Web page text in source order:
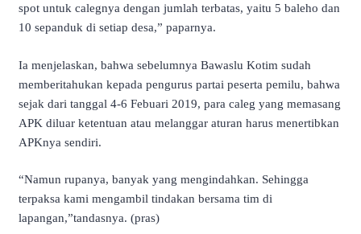
spot untuk calegnya dengan jumlah terbatas, yaitu 5 baleho dan
10 sepanduk di setiap desa,” paparnya.
Ia menjelaskan, bahwa sebelumnya Bawaslu Kotim sudah
memberitahukan kepada pengurus partai peserta pemilu, bahwa
sejak dari tanggal 4-6 Febuari 2019, para caleg yang memasang
APK diluar ketentuan atau melanggar aturan harus menertibkan
APKnya sendiri.
“Namun rupanya, banyak yang mengindahkan. Sehingga
terpaksa kami mengambil tindakan bersama tim di
lapangan,”tandasnya. (pras)